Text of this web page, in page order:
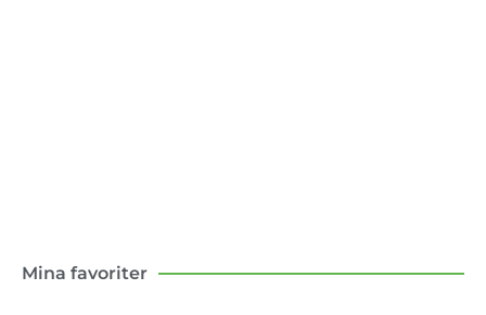
Mina favoriter